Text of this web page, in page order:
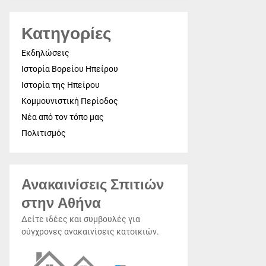
Κατηγορίες
Εκδηλώσεις
Ιστορία Βορείου Ηπείρου
Ιστορία της Ηπείρου
Κομμουνιστική Περίοδος
Νέα από τον τόπο μας
Πολιτισμός
Ανακαινίσεις Σπιτιών
στην Αθήνα
Δείτε ιδέες και συμβουλές για
σύγχρονες ανακαινίσεις κατοικιών.